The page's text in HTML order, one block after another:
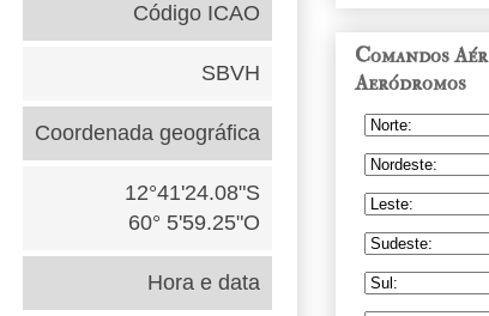
Código ICAO
SBVH
Coordenada geográfica
12°41'24.08"S
60° 5'59.25"O
Hora e data
Comandos
Aeródromos